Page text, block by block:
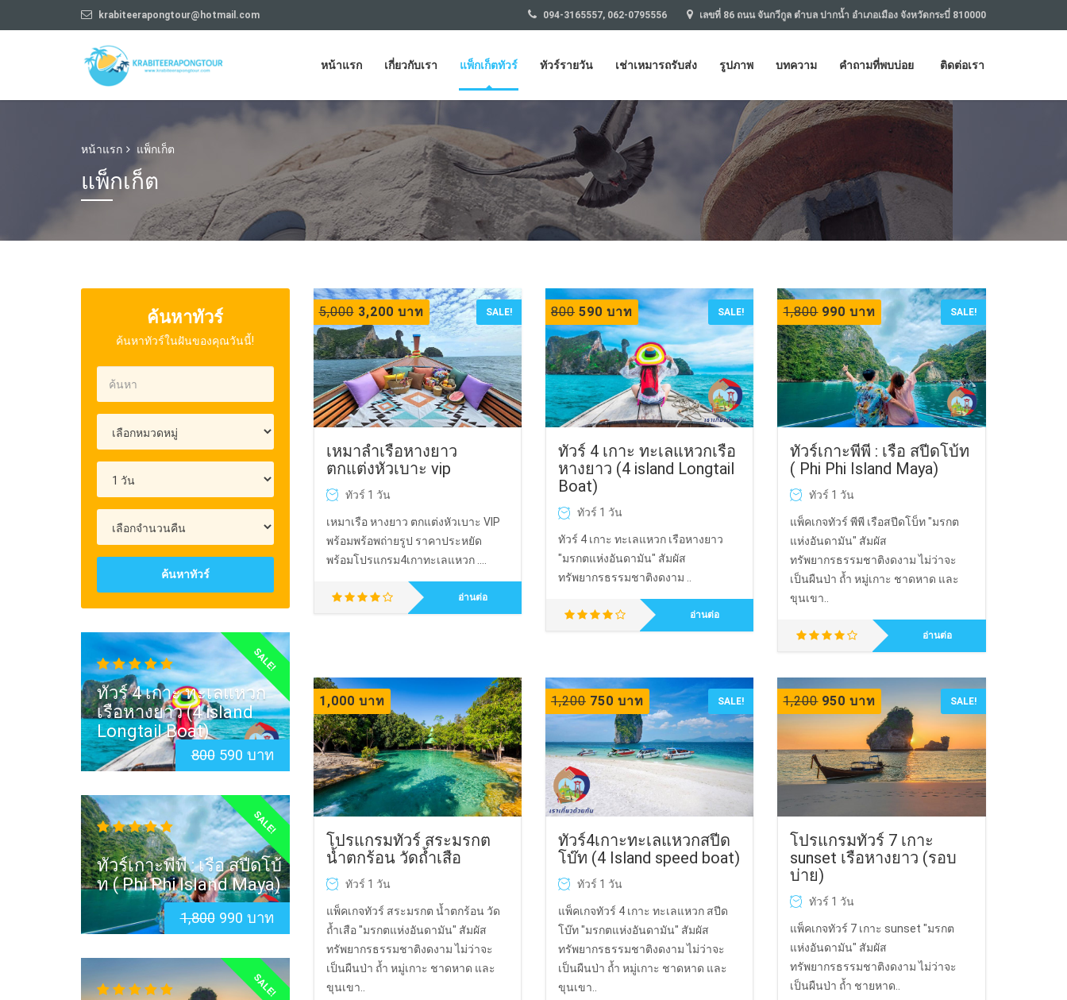
krabiteerapongtour@hotmail.com 094-3165557, 062-0795556 เลขที่ 86 ถนน จันกวีกูล ตำบล ปากน้ำ อำเภอเมือง จังหวัดกระบี่ 810000
หน้าแรก เกี่ยวกับเรา แพ็กเก็ตทัวร์ ทัวร์รายวัน เช่าเหมารถรับส่ง รูปภาพ บทความ คำถามที่พบบ่อย ติดต่อเรา
หน้าแรก แพ็กเก็ต
แพ็กเก็ต
5,000 3,200 บาท SALE!
เหมาลำเรือหางยาว
ตกแต่งหัวเบาะ vip
ทัวร์ 1 วัน
เหมาเรือ หางยาว ตกแต่งหัวเบาะ VIP
พร้อมพร้อพถ่ายรูป ราคาประหยัด
พร้อมโปรแกรม4เกาทะเลแหวก ....
อ่านต่อ
800 590 บาท SALE!
ทัวร์ 4 เกาะ ทะเลแหวกเรือ
หางยาว (4 island Longtail
Boat)
ทัวร์ 1 วัน
ทัวร์ 4 เกาะ ทะเลแหวก เรือหางยาว
"มรกตแห่งอันดามัน" สัมผัส
ทรัพยากรธรรมชาติงดงาม ..
อ่านต่อ
1,800 990 บาท SALE!
ทัวร์เกาะพีพี : เรือ สปีดโบ้ท
( Phi Phi Island Maya)
ทัวร์ 1 วัน
แพ็คเกจทัวร์ พีพี เรือสปีดโบ็ท "มรกต
แห่งอันดามัน" สัมผัส
ทรัพยากรธรรมชาติงดงาม ไม่ว่าจะ
เป็นผืนป่า ถ้ำ หมู่เกาะ ชาดหาด และ
ขุนเขา..
อ่านต่อ
1,000 บาท
โปรแกรมทัวร์ สระมรกต
น้ำตกร้อน วัดถ้ำเสือ
ทัวร์ 1 วัน
แพ็คเกจทัวร์ สระมรกต น้ำตกร้อน วัด
ถ้ำเสือ "มรกตแห่งอันดามัน" สัมผัส
ทรัพยากรธรรมชาติงดงาม ไม่ว่าจะ
เป็นผืนป่า ถ้ำ หมู่เกาะ ชาดหาด และ
ขุนเขา..
1,200 750 บาท SALE!
ทัวร์4เกาะทะเลแหวกสปีด
โบ๊ท (4 Island speed boat)
ทัวร์ 1 วัน
แพ็คเกจทัวร์ 4 เกาะ ทะเลแหวก สปีด
โบ๊ท "มรกตแห่งอันดามัน" สัมผัส
ทรัพยากรธรรมชาติงดงาม ไม่ว่าจะ
เป็นผืนป่า ถ้ำ หมู่เกาะ ชาดหาด และ
ขุนเขา..
1,200 950 บาท SALE!
โปรแกรมทัวร์ 7 เกาะ
sunset เรือหางยาว (รอบ
บ่าย)
ทัวร์ 1 วัน
แพ็คเกจทัวร์ 7 เกาะ sunset "มรกต
แห่งอันดามัน" สัมผัส
ทรัพยากรธรรมชาติงดงาม ไม่ว่าจะ
เป็นผืนป่า ถ้ำ ชายหาด..
ค้นหาทัวร์
ค้นหาทัวร์ในฝันของคุณวันนี้!
ค้นหาทัวร์
SALE!
ทัวร์ 4 เกาะ ทะเลแหวก
เรือหางยาว (4 island
Longtail Boat)
800 590 บาท
SALE!
ทัวร์เกาะพีพี : เรือ สปีดโบ้
ท ( Phi Phi Island Maya)
1,800 990 บาท
SALE!